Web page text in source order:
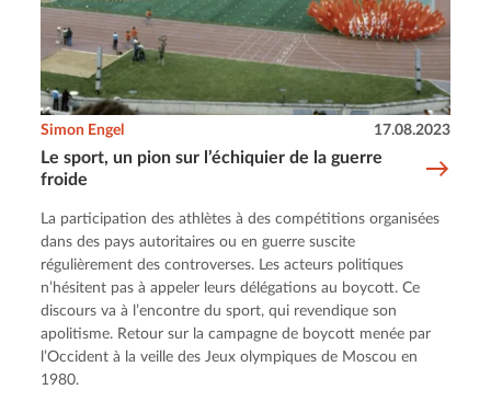
Le sport, un pion sur l’échiquier de la guerre
froide
Simon Engel 17.08.2023
La participation des athlètes à des compétitions organisées
dans des pays autoritaires ou en guerre suscite
régulièrement des controverses. Les acteurs politiques
n’hésitent pas à appeler leurs délégations au boycott. Ce
discours va à l’encontre du sport, qui revendique son
apolitisme. Retour sur la campagne de boycott menée par
l’Occident à la veille des Jeux olympiques de Moscou en
1980.